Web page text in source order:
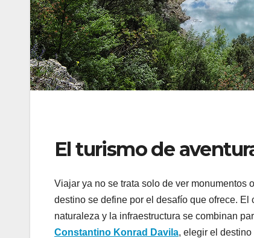
El turismo de
Viajar ya no se trata solo de ver monumentos
destino se define por el desafío que ofrece.
naturaleza y la infraestructura se combinan
Constantino Konrad Davila, elegir el